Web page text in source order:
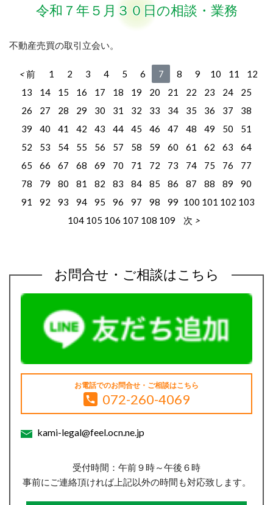
令和７年５月３０日の相談・業務
不動産売買の取引立会い。
前 1 2 3 4 5 6 7 8 9 10 11
12
13
14 15 16 17 18 19 20 21 22 23 24
25
26
27 28 29 30 31 32 33 34 35 36 37
38
39
40 41 42 43 44 45 46 47 48 49 50
51
52
53 54 55 56 57 58 59 60 61 62 63
64
65
66 67 68 69 70 71 72 73 74 75 76
77
78
79 80 81 82 83 84 85 86 87 88 89
90
91
92 93 94 95 96 97 98 99 100 101 102 103
104 105 106 107 108 109 次
お問合せ・ご相談はこちら
お電話でのお問合せ・ご相談はこちら
072-260-4069
kami-legal@feel.ocn.ne.jp
受付時間：午前９時～午後６時
事前にご連絡頂ければ上記以外の時間も対応致します。